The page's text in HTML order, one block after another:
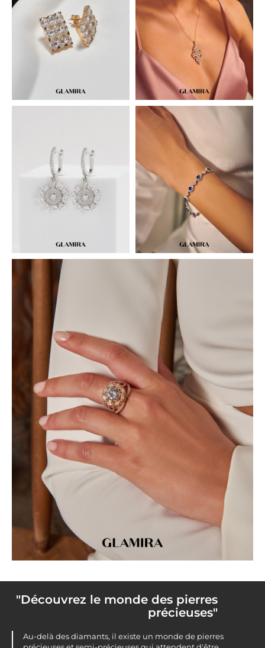
"Découvrez le monde des pierres
précieuses"
Au-delà des diamants, il existe un monde de pierres